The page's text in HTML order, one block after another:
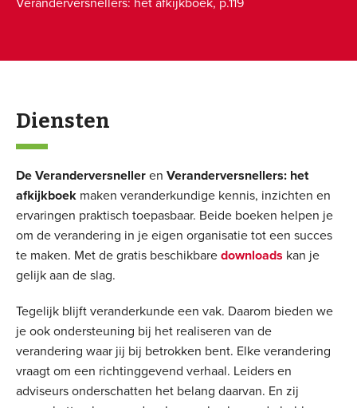
Diensten
De Veranderversnelleren Veranderversnellers: het
afkijkboek maken veranderkundige kennis, inzichten en
ervaringen praktisch toepasbaar. Beide boeken helpen je
om de verandering in je eigen organisatie tot een succes
te maken. Met de gratis beschikbaredownloads kan je
gelijk aan de slag.
Tegelijk blijft veranderkunde een vak. Daarom bieden we
je ook ondersteuning bij het realiseren van de
verandering waar jij bij betrokken bent. Elke verandering
vraagt om een richtinggevend verhaal. Leiders en
adviseurs onderschatten het belang daarvan. En zij